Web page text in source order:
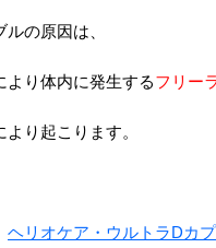
の原因は、
より体内に発生するフリー
り起こります。
ヘリオケア・ウルトラDカ